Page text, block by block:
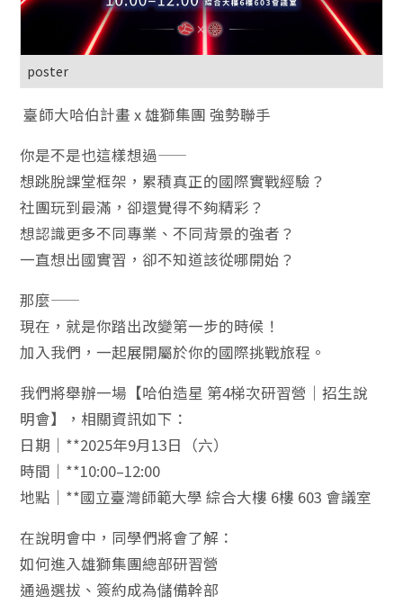
poster
臺師大哈伯計畫 x 雄獅集團 強勢聯手
你是不是也這樣想過——
想跳脫課堂框架，累積真正的國際實戰經驗？
社團玩到最滿，卻還覺得不夠精彩？
想認識更多不同專業、不同背景的強者？
一直想出國實習，卻不知道該從哪開始？
那麼——
現在，就是你踏出改變第一步的時候！
加入我們，一起展開屬於你的國際挑戰旅程。
我們將舉辦一場【哈伯造星 第4梯次研習營｜招生說
明會】，相關資訊如下：
日期｜**2025年9月13日（六）
時間｜**10:00–12:00
地點｜**國立臺灣師範大學 綜合大樓 6樓 603 會議室
在說明會中，同學們將會了解：
如何進入雄獅集團總部研習營
通過選拔、簽約成為儲備幹部